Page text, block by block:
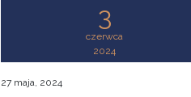
3
czerwca
2024
27 maja, 2024